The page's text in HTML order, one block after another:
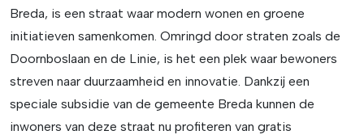
Breda, is een straat waar modern wonen en groene
initiatieven samenkomen. Omringd door straten zoals de
Doornboslaan en de Linie, is het een plek waar bewoners
streven naar duurzaamheid en innovatie. Dankzij een
speciale subsidie van de gemeente Breda kunnen de
inwoners van deze straat nu profiteren van gratis